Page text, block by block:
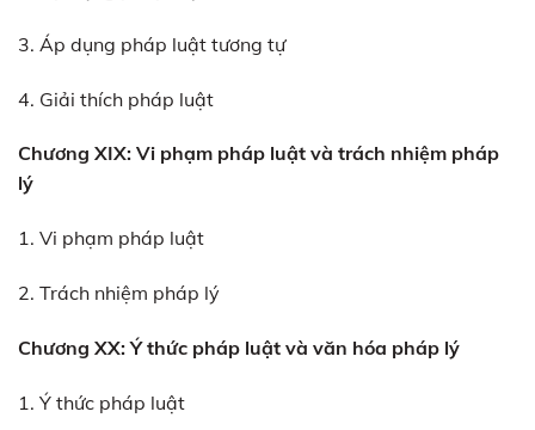
3. Áp dụng pháp luật tương tự
4. Giải thích pháp luật
Chương XIX: Vi phạm pháp luật và trách nhiệm pháp
lý
1. Vi phạm pháp luật
2. Trách nhiệm pháp lý
Chương XX: Ý thức pháp luật và văn hóa pháp lý
1. Ý thức pháp luật